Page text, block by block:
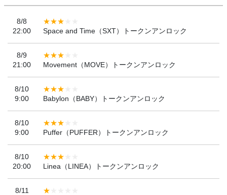
8/8
22:00
Space and Time（SXT）トークンアンロック
8/9
21:00
Movement（MOVE）トークンアンロック
8/10
9:00
Babylon（BABY）トークンアンロック
8/10
9:00
Puffer（PUFFER）トークンアンロック
8/10
20:00
Linea（LINEA）トークンアンロック
8/11